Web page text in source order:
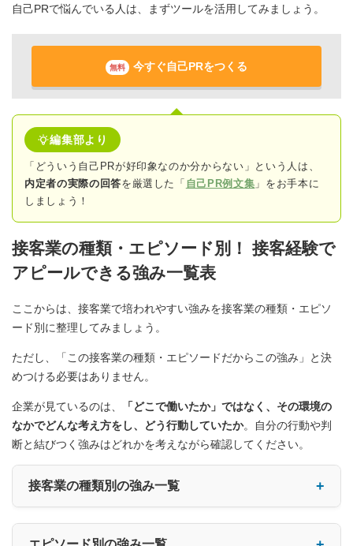
自己PRで悩んでいる人は、まずツールを活用してみましょう。
無料 今すぐ自己PRをつくる
編集部より
「どういう自己PRが好印象なのか分からない」という人は、
内定者の実際の回答を厳選した「 自己PR例文集 」をお手本に
しましょう！
接客業の種類・エピソード別！ 接客経験で
アピールできる強み一覧表
ここからは、接客業で培われやすい強みを接客業の種類・エピソ
ード別に整理してみましょう。
ただし、「この接客業の種類・エピソードだからこの強み」と決
めつける必要はありません。
企業が見ているのは、
「どこで働いたか」ではなく、その環境の
なかでどんな考え方をし、どう行動していたか。自分の行動や判
断と結びつく強みはどれかを考えながら確認してください。
接客業の種類別の強み一覧